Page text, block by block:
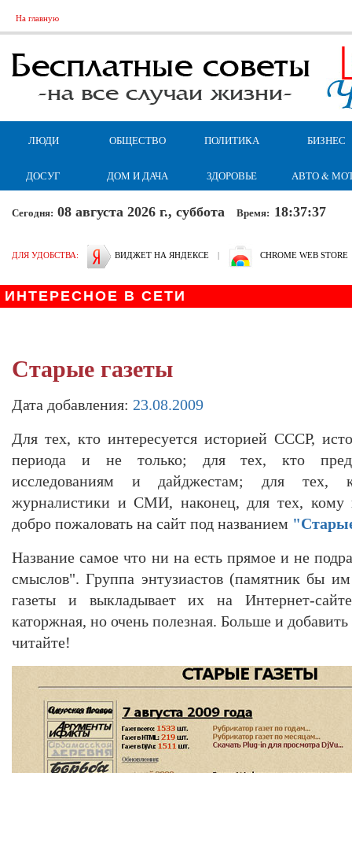
На главную
ЛЮДИ ОБЩЕСТВО ПОЛИТИКА БИЗНЕС
ДОСУГ ДОМ И ДАЧА ЗДОРОВЬЕ АВТО &
Сегодня: 08 августа 2026 г., суббота Время: 18:37:37
ДЛЯ УДОБСТВА: ВИДЖЕТ НА ЯНДЕКСЕ | CHROME WEB STORE
ИНТЕРЕСНОЕ В СЕТИ
Старые газеты
Дата добавления: 23.08.2009
Для тех, кто интересуется историей СССР,
периода и не только; для тех, кто
исследованиям и дайджестам; для тех,
журналистики и СМИ, наконец, для тех, кому
добро пожаловать на сайт под названием
Название самое что ни на есть прямое и не
смыслов". Группа энтузиастов (памятник бы
газеты и выкладывает их на Интернет-
каторжная, но очень полезная. Больше и
читайте!